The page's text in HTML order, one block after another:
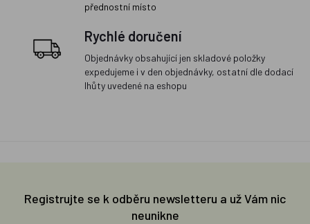
přednostní místo
Rychlé doručení
Objednávky obsahující jen skladové položky
expedujeme i v den objednávky, ostatní dle dodací
lhůty uvedené na eshopu
Registrujte se k odběru newsletteru a už Vám nic
neunikne